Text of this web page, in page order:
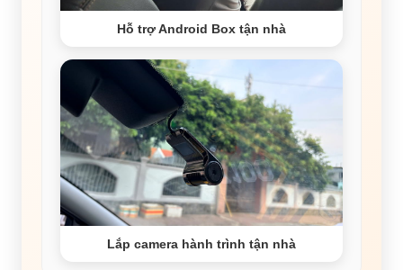
Hỗ trợ Android Box tận nhà
Lắp camera hành trình tận nhà